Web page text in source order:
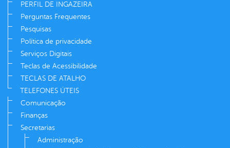
PERFIL DE INGAZEIRA
Perguntas Frequentes
Pesquisas
Política de privacidade
Serviços Digitais
Teclas de Acessibilidade
TECLAS DE ATALHO
TELEFONES ÚTEIS
Comunicação
Finanças
Secretarias
Administração